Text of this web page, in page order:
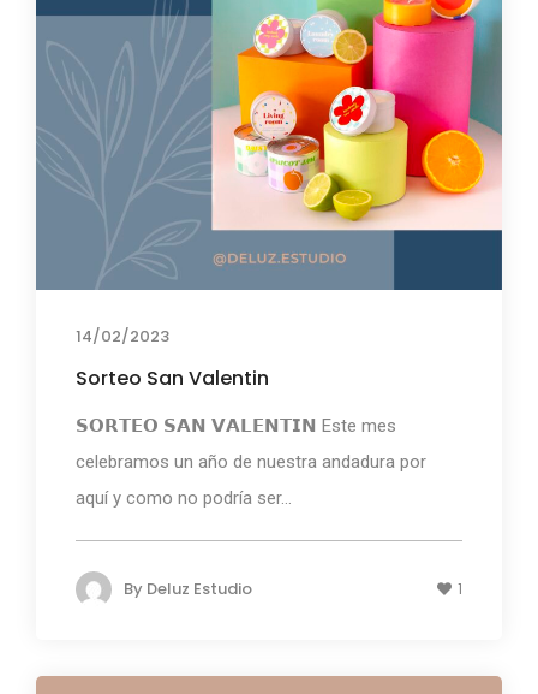
14/02/2023
Sorteo San Valentin
𝗦𝗢𝗥𝗧𝗘𝗢 𝗦𝗔𝗡 𝗩𝗔𝗟𝗘𝗡𝗧𝗜𝗡 ⁣⁣Este mes
celebramos un año de nuestra andadura por
aquí y como no podría ser...
By Deluz Estudio 1